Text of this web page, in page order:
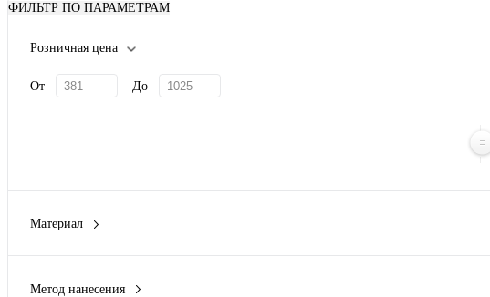
ФИЛЬТР ПО ПАРАМЕТРАМ
Розничная цена
От До
Материал
Метод нанесения